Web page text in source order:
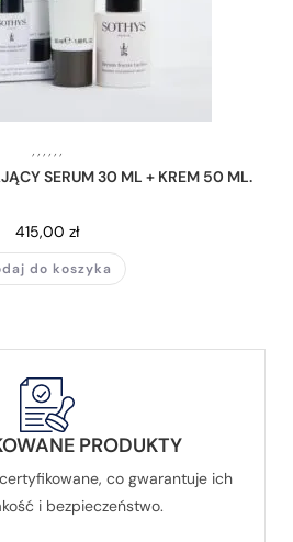
,,,,,,
SERUM 30 ML + KREM 50 ML.
415,00 zł
do koszyka
PRODUKTY
co gwarantuje ich
i bezpieczeństwo.